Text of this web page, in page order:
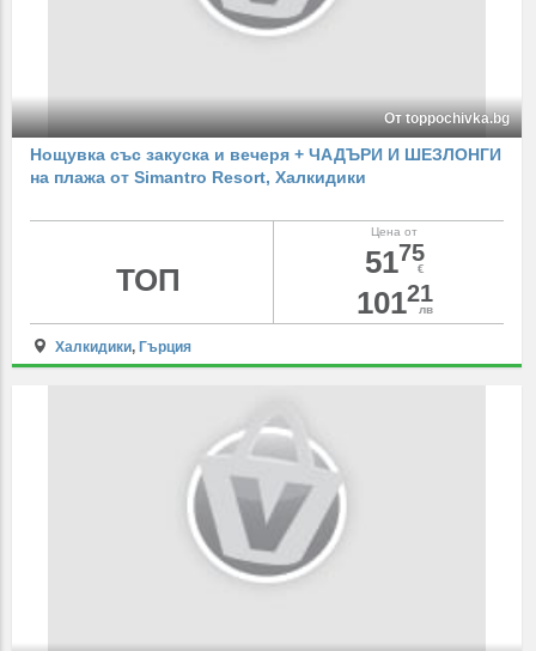
От toppochivka.bg
Нощувка със закуска и вечеря + ЧАДЪРИ И ШЕЗЛОНГИ
на плажа от Simantro Resort, Халкидики
Цена от
5175
€
10121
лв
ТОП
Халкидики, Гърция